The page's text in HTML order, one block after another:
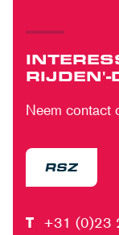
RIJDEN'-
Neem contact
RSZ
T +31 (0)23